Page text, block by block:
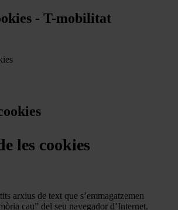
- T-mobilitat
les cookies
arxius de text que s’emmagatzemen
cau” del seu navegador d’Internet.